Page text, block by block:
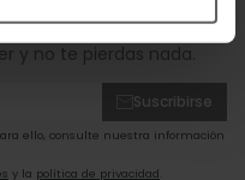
y no te pierdas nada.
Suscribirse
ello, consulte nuestra información
y la política de privacidad